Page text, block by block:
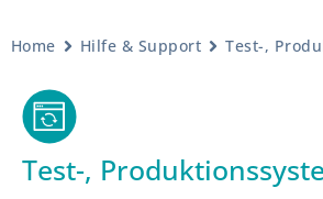
Home Hilfe & Support Test-,
Test-,